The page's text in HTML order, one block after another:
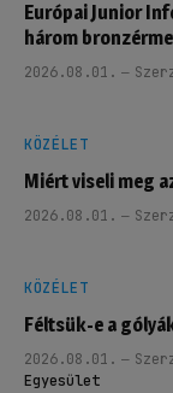
Európai Junior
három
2026.08.01.
KÖZÉLET
Miért viseli meg
2026.08.01.
KÖZÉLET
Féltsük-e a
2026.08.01.
Egyesület